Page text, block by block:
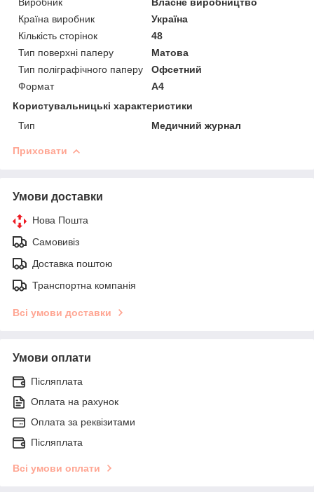
Країна виробник
Україна
Кількість сторінок
48
Тип поверхні паперу
Матова
Тип поліграфічного паперу
Офсетний
Формат
A4
Користувальницькі характеристики
Тип
Медичний журнал
Приховати
Умови доставки
Нова Пошта
Самовивіз
Доставка поштою
Транспортна компанія
Всі умови доставки
Умови оплати
Післяплата
Оплата на рахунок
Оплата за реквізитами
Післяплата
Всі умови оплати